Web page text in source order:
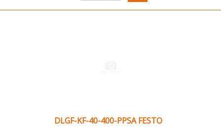
DLGF-KF-40-400-PPSA FESTO